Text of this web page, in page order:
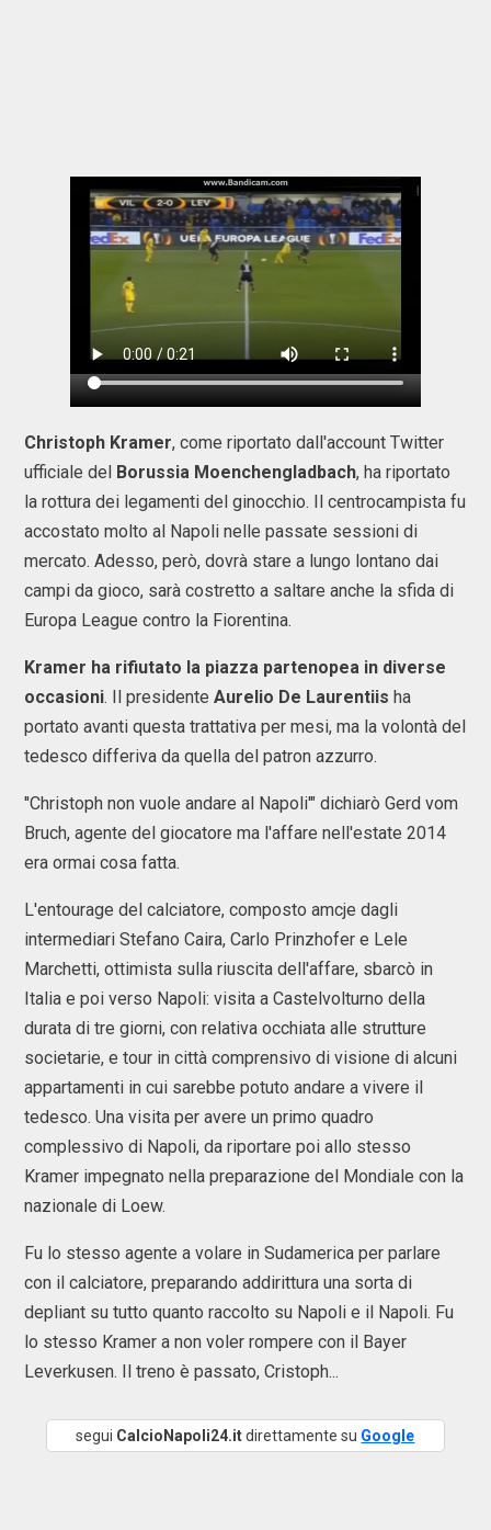
Christoph Kramer, come riportato dall'account Twitter
ufficiale del Borussia Moenchengladbach, ha riportato
la rottura dei legamenti del ginocchio. Il centrocampista fu
accostato molto al Napoli nelle passate sessioni di
mercato. Adesso, però, dovrà stare a lungo lontano dai
campi da gioco, sarà costretto a saltare anche la sfida di
Europa League contro la Fiorentina.
Kramer ha rifiutato la piazza partenopea in diverse
occasioni. Il presidente Aurelio De Laurentiis ha
portato avanti questa trattativa per mesi, ma la volontà del
tedesco differiva da quella del patron azzurro.
''Christoph non vuole andare al Napoli'" dichiarò Gerd vom
Bruch, agente del giocatore ma l'affare nell'estate 2014
era ormai cosa fatta.
L'entourage del calciatore, composto amcje dagli
intermediari Stefano Caira, Carlo Prinzhofer e Lele
Marchetti, ottimista sulla riuscita dell'affare, sbarcò in
Italia e poi verso Napoli: visita a Castelvolturno della
durata di tre giorni, con relativa occhiata alle strutture
societarie, e tour in città comprensivo di visione di alcuni
appartamenti in cui sarebbe potuto andare a vivere il
tedesco. Una visita per avere un primo quadro
complessivo di Napoli, da riportare poi allo stesso
Kramer impegnato nella preparazione del Mondiale con la
nazionale di Loew.
Fu lo stesso agente a volare in Sudamerica per parlare
con il calciatore, preparando addirittura una sorta di
depliant su tutto quanto raccolto su Napoli e il Napoli. Fu
lo stesso Kramer a non voler rompere con il Bayer
Leverkusen. Il treno è passato, Cristoph...
segui CalcioNapoli24.itdirettamente su Google